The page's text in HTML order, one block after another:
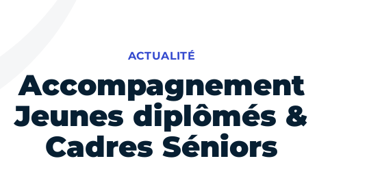
Accompagnement
Jeunes diplômés &
Cadres Séniors
ACTUALITÉ